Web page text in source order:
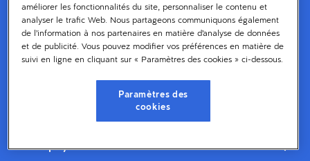
Pourquoi choisir Dayforce?
Taille de l’entreprise
Powerpay
améliorer les fonctionnalités du site, personnaliser le contenu et
analyser le trafic Web. Nous partageons communiquons également
de l’information à nos partenaires en matière d’analyse de données
et de publicité. Vous pouvez modifier vos préférences en matière de
suivi en ligne en cliquant sur « Paramètres des cookies » ci-dessous.
Paramètres des
cookies